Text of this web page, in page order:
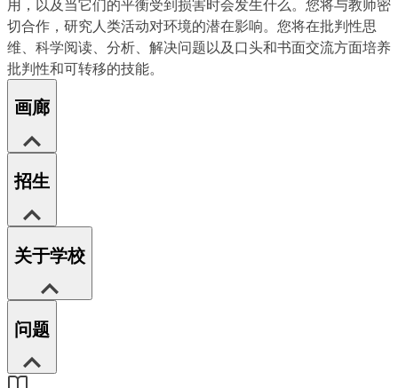
用，以及当它们的平衡受到损害时会发生什么。您将与教师密
切合作，研究人类活动对环境的潜在影响。您将在批判性思
维、科学阅读、分析、解决问题以及口头和书面交流方面培养
批判性和可转移的技能。
画廊
招生
关于学校
问题